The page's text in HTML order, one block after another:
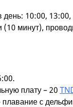
день: 10:00,
минут),
плату – 20
с